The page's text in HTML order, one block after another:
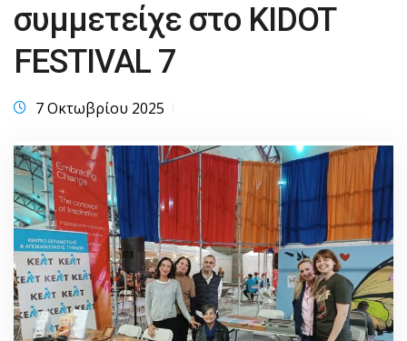
συμμετείχε στο KIDOT
FESTIVAL 7
7 Οκτωβρίου 2025